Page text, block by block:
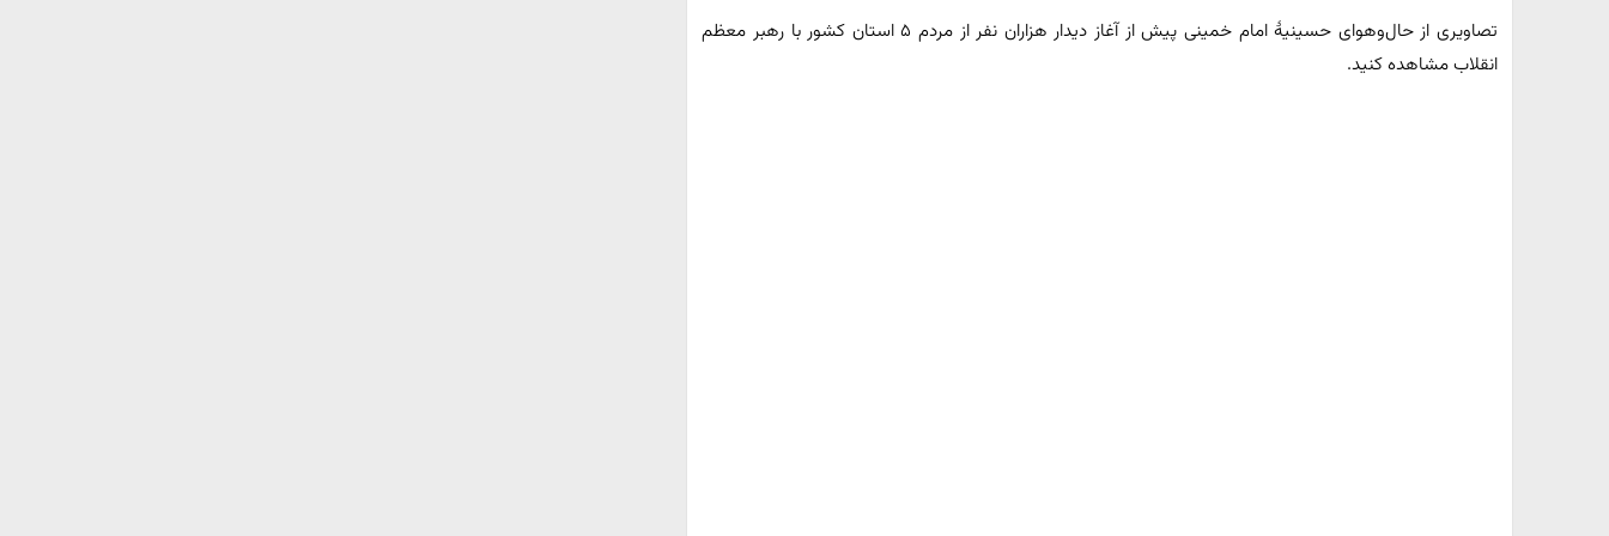
تصاویری از حال‌و‌هوای حسینیۀ امام خمینی پیش از آغاز دیدار هزاران نفر از مردم ۵ استان کشور با رهبر معظم
انقلاب مشاهده کنید.